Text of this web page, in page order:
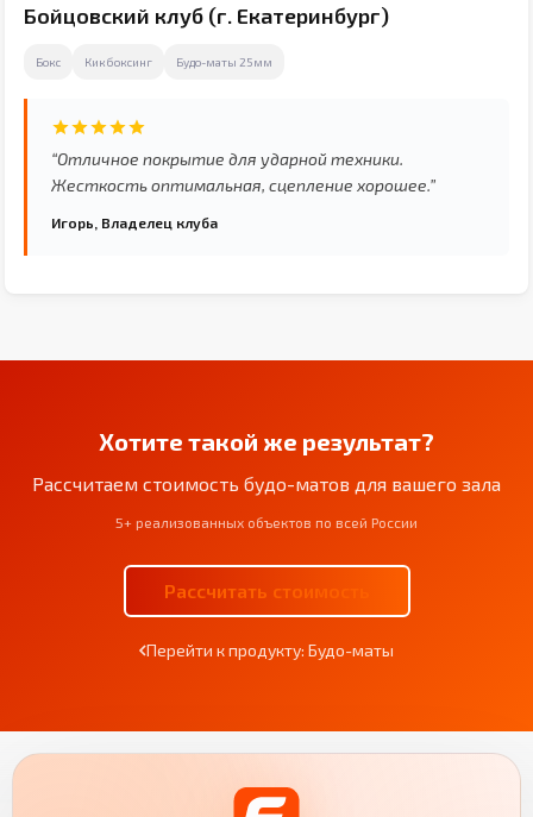
Бойцовский клуб (г. Екатеринбург)
Бокс Кикбоксинг Будо-маты 25мм
“Отличное покрытие для ударной техники.
Жесткость оптимальная, сцепление хорошее.”
Игорь, Владелец клуба
Хотите такой же результат?
Рассчитаем стоимость будо-матов для вашего зала
5+ реализованных объектов по всей России
Рассчитать стоимость
Перейти к продукту: Будо-маты